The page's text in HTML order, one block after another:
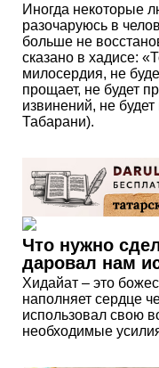
Иногда некоторые
разочаруюсь в
больше не
сказано в хадисе:
милосердия, не
прощает, не будет
извинений, не
Табарани).
Что нужно
даровал нам
Хидайат – это
наполняет сердце
использовал свою
необходимые